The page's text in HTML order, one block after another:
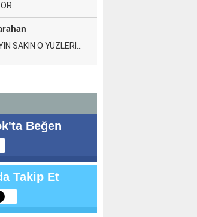
SAKIN O YÜZLERİ…
Beğen
Takip Et